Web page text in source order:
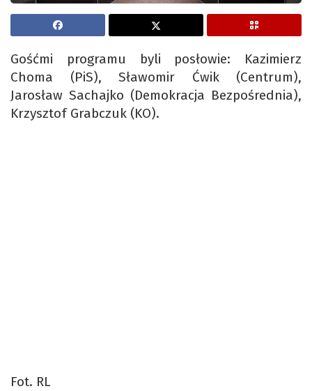
Gośćmi programu byli posłowie: Kazimierz
Choma (PiS), Sławomir Ćwik (Centrum),
Jarosław Sachajko (Demokracja Bezpośrednia),
Krzysztof Grabczuk (KO).
Fot. RL